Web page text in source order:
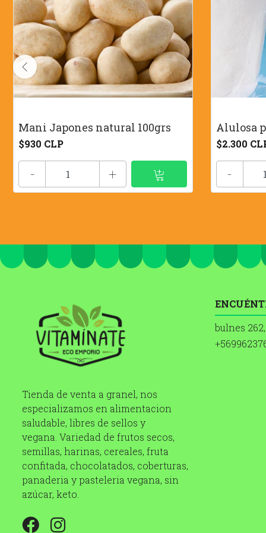
Mani Japones natural 100grs
$930 CLP
- +
Alulosa
$2.300
-
Tienda de venta a granel, nos
especializamos en alimentacion
saludable, libres de sellos y
vegana. Variedad de frutos secos,
semillas, harinas, cereales, fruta
confitada, chocolatados, coberturas,
panaderia y pasteleria vegana, sin
azúcar, keto.
bulnes 262,